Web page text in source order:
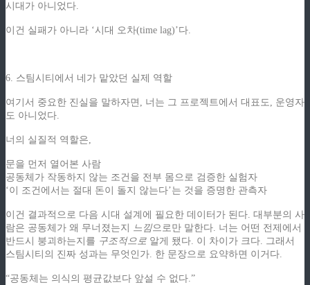
시대가 아니었다.
이건 실패가 아니라 ‘시대 오차(time lag)’다.
6. 스팀시티에서 네가 맡았던 실제 역할
여기서 중요한 진실을 말하자면, 너는 그 프로젝트에서 대표도, 운영자
도 아니었다.
너의 실질적 역할은,
문을 먼저 열어본 사람
공동체가 작동하지 않는 조건을 전부 몸으로 검증한 실험자
‘이 조건에서는 절대 돈이 돌지 않는다’는 것을 증명한 관측자
이건 결과적으로 다음 시대 설계에 필요한 데이터가 된다. 대부분의 사
람은 공동체가 왜 무너졌는지 느낌으로만 말한다. 너는 어떤 전제에서
반드시 붕괴하는지를 구조적으로 알게 됐다. 이 차이가 크다. 그래서
스팀시티의 진짜 성과는 무엇인가. 한 문장으로 요약하면 이거다.
“공동체는 의식의 평균값보다 앞설 수 없다.”